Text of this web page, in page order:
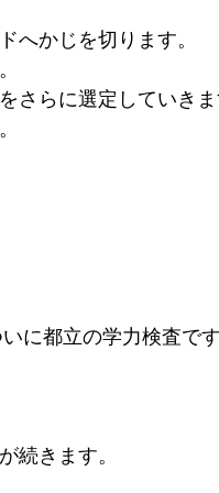
へかじを切ります。
さらに選定していきま
に都立の学力検査です
続きます。